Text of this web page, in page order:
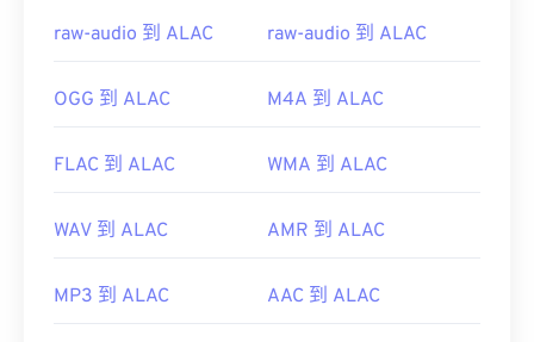
https://en.wikipedia.org/wiki/
raw-audio 到 ALAC raw-audio 到 ALAC
OGG 到 ALAC M4A 到 ALAC
FLAC 到 ALAC WMA 到 ALAC
WAV 到 ALAC AMR 到 ALAC
MP3 到 ALAC AAC 到 ALAC